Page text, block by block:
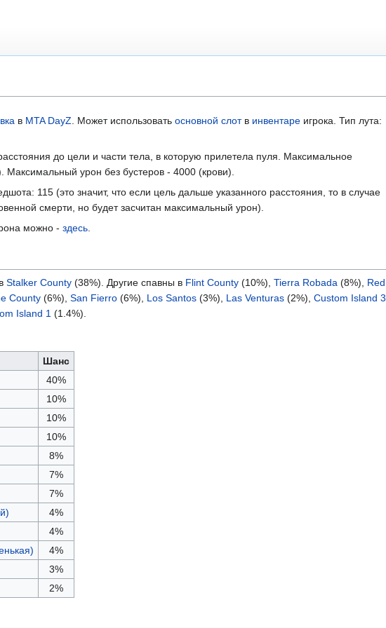
в MTA DayZ. Может использовать основной слотв инвентаре игрока. Тип лута:
до цели и части тела, в которую прилетела пуля. Максимальное
Максимальный урон без бустеров - 4000 (крови).
115 (это значит, что если цель дальше указанного расстояния, то в случае
смерти, но будет засчитан максимальный урон).
можно - здесь.
Stalker County (38%). Другие спавны в Flint County (10%), Tierra Robada (8%), Red
County (6%), San Fierro (6%), Los Santos (3%), Las Venturas (2%), Custom Island 3
Island 1 (1.4%).
Шанс
40%
10%
10%
10%
8%
7%
7%
4%
4%
4%
3%
2%